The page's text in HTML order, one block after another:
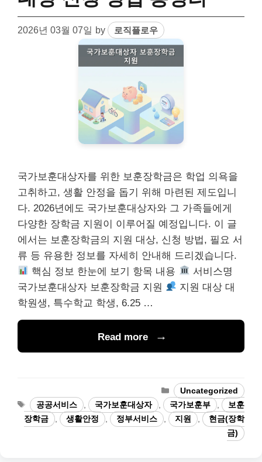
2026년 03월 07일 by 로직플로우
국가보훈대상자를 위한 보훈장학금은 학업 의욕을
고취하고, 생활 안정을 돕기 위해 마련된 제도입니
다. 2026년에도 국가보훈대상자와 그 가족들에게
다양한 장학금 지원이 이루어질 예정입니다. 이 글
에서는 보훈장학금의 지원 대상, 신청 방법, 필요 서
류 등 유용한 정보를 자세히 안내해 드리겠습니다.
핵심 정보 한눈에 보기 항목 내용
서비스명
국가보훈대상자 보훈장학금 지원
지원 대상 대
학원생, 특수학교 학생, 6.25 …
Read more
Categories
Uncategorized
Tags공공서비스 국가보훈대상자 국가보훈부
보훈
장학금
생활안정 정부서비스 지원
현금(장학
금)